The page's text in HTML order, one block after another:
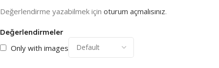
Değerlendirmeler
Only with images
Değerlendirme yazabilmek için oturum açmalısınız.